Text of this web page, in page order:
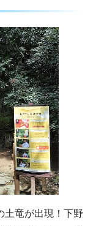
土竜が出現！下野